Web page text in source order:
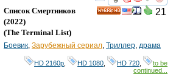
смотреть
21
Список Смертников
(2022)
(The Terminal List)
Боевик, Зарубежный сериал, Триллер, драма
HD 2160р, HD 1080, HD 720,
to be
continued...